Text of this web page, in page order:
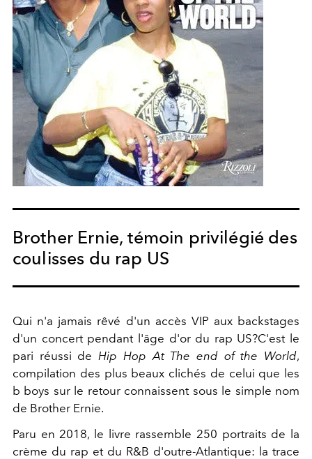
Brother Ernie, témoin privilégié des
coulisses du rap US
Qui n'a jamais rêvé d'un accès VIP aux backstages
d'un concert pendant l'âge d'or du rap US?C'est le
pari réussi de Hip Hop At The end of the World,
compilation des plus beaux clichés de celui que les
b boys sur le retour connaissent sous le simple nom
de Brother Ernie.
Paru en 2018, le livre rassemble 250 portraits de la
crème du rap et du R&B d'outre-Atlantique: la trace